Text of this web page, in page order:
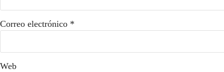
Correo electrónico *
Web